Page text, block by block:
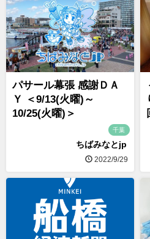
パサール幕張 感謝ＤＡ
Ｙ ＜9/13(火曜)～
10/25(火曜)＞
千葉
ちばみなとjp
2022/9/29